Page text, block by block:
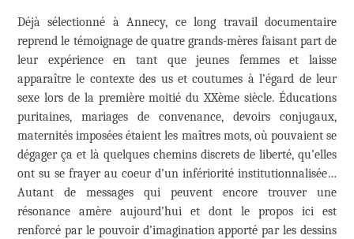
Déjà sélectionné à Annecy, ce long travail documentaire
reprend le témoignage de quatre grands-mères faisant part de
leur expérience en tant que jeunes femmes et laisse
apparaître le contexte des us et coutumes à l’égard de leur
sexe lors de la première moitié du XXème siècle. Éducations
puritaines, mariages de convenance, devoirs conjugaux,
maternités imposées étaient les maîtres mots, où pouvaient se
dégager ça et là quelques chemins discrets de liberté, qu’elles
ont su se frayer au coeur d’un infériorité institutionnalisée…
Autant de messages qui peuvent encore trouver une
résonance amère aujourd’hui et dont le propos ici est
renforcé par le pouvoir d’imagination apporté par les dessins